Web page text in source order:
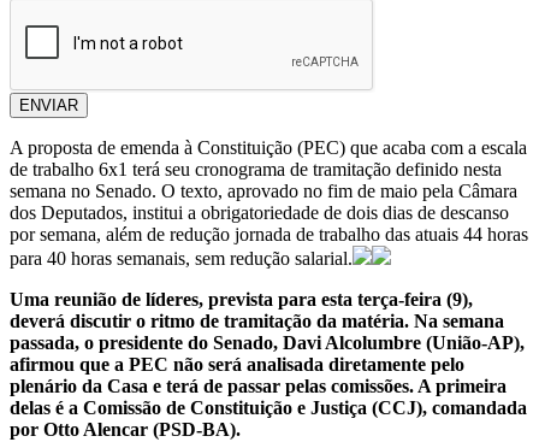
ENVIAR
A proposta de emenda à Constituição (PEC) que acaba com a escala
de trabalho 6x1 terá seu cronograma de tramitação definido nesta
semana no Senado. O texto, aprovado no fim de maio pela Câmara
dos Deputados, institui a obrigatoriedade de dois dias de descanso
por semana, além de redução jornada de trabalho das atuais 44 horas
para 40 horas semanais, sem redução salarial.
Uma reunião de líderes, prevista para esta terça-feira (9),
deverá discutir o ritmo de tramitação da matéria. Na semana
passada, o presidente do Senado, Davi Alcolumbre (União-AP),
afirmou que a PEC não será analisada diretamente pelo
plenário da Casa e terá de passar pelas comissões. A primeira
delas é a Comissão de Constituição e Justiça (CCJ), comandada
por Otto Alencar (PSD-BA).